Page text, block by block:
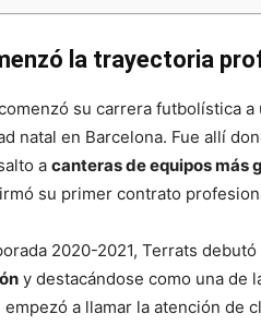
la trayectoria
su carrera futbolística a
natal en Barcelona. Fue allí
a canteras de equipos más
su primer contrato
2020-2021, Terrats
y destacándose como una de
a llamar la atención de